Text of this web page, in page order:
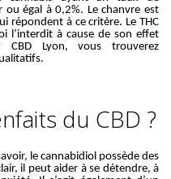
égal à 0,2%. Le chanvre est
répondent à ce critère. Le THC
l’interdit à cause de son effet
CBD Lyon, vous trouverez
du CBD ?
le cannabidiol possède des
il peut aider à se détendre, à